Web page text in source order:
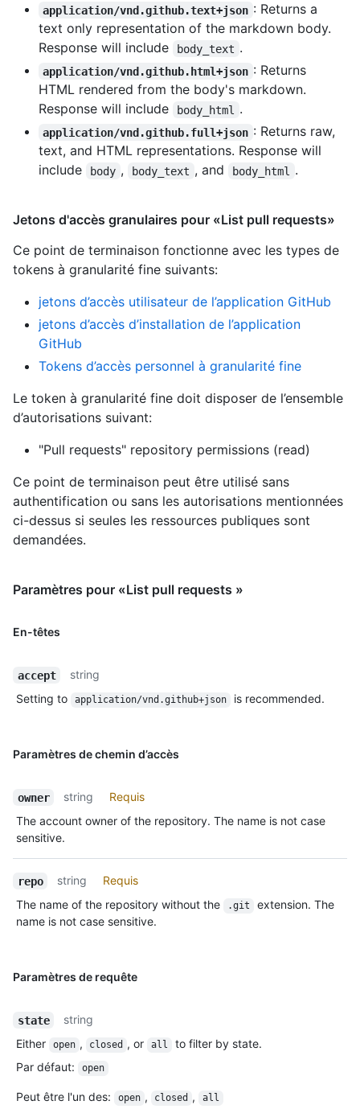
application/vnd.github.text+json : Returns a
text only representation of the markdown body.
Response will include
body_text .
application/vnd.github.html+json : Returns
HTML rendered from the body's markdown.
Response will include
body_html .
application/vnd.github.full+json : Returns raw,
text, and HTML representations. Response will
include
body , body_text , and body_html .
Jetons d'accès granulaires pour «List pull requests»
Ce point de terminaison fonctionne avec les types de
tokens à granularité fine suivants:
jetons d’accès utilisateur de l’application GitHub
jetons d’accès d’installation de l’application
GitHub
Tokens d’accès personnel à granularité fine
Le token à granularité fine doit disposer de l’ensemble
d’autorisations suivant:
"Pull requests" repository permissions (read)
Ce point de terminaison peut être utilisé sans
authentification ou sans les autorisations mentionnées
ci-dessus si seules les ressources publiques sont
demandées.
Paramètres pour «List pull requests »
En-têtes
accept
string
Setting to
application/vnd.github+json is recommended.
Paramètres de chemin d’accès
owner string
Requis
The account owner of the repository. The name is not case
sensitive.
repo string
Requis
The name of the repository without the
.git
extension. The
name is not case sensitive.
Paramètres de requête
state
string
Either
open , closed , or all
to filter by state.
Par défaut: open
Peut être l'un des: open , closed , all